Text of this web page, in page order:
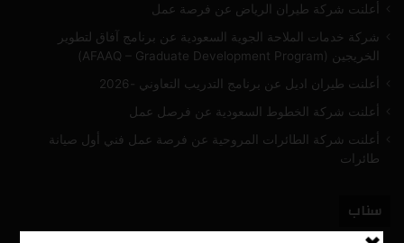
أعلنت شركة طيران الرياض عن فرصة عمل
شركة خدمات الملاحة الجوية السعودية عن برنامج آفاق لتطوير
الخريجين (AFAAQ – Graduate Development Program)
أعلنت طيران اديل عن برنامج التدريب التعاوني -2026
أعلنت شركة الخطوط السعودية عن فرصل عمل
أعلنت شركة الطائرات المروحية عن فرصة عمل فني أول صيانة
طائرات
سناب